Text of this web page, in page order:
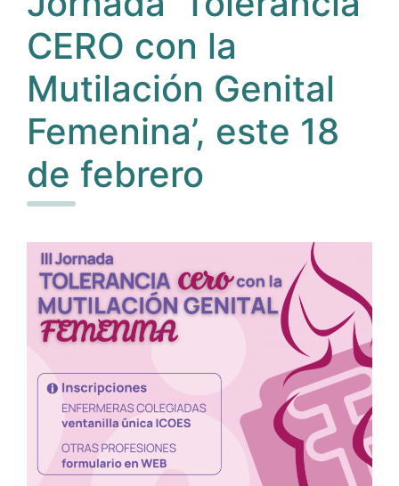
CERO con la
Mutilación Genital
Femenina’, este 18
de febrero